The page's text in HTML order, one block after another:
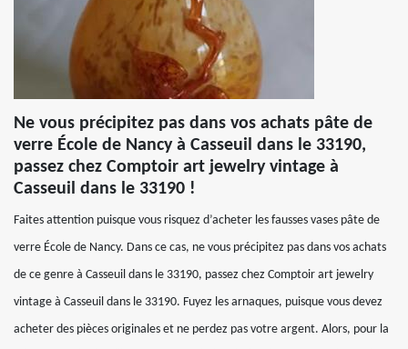
Ne vous précipitez pas dans vos achats pâte de
verre École de Nancy à Casseuil dans le 33190,
passez chez Comptoir art jewelry vintage à
Casseuil dans le 33190 !
Faites attention puisque vous risquez d’acheter les fausses vases pâte de
verre École de Nancy. Dans ce cas, ne vous précipitez pas dans vos achats
de ce genre à Casseuil dans le 33190, passez chez Comptoir art jewelry
vintage à Casseuil dans le 33190. Fuyez les arnaques, puisque vous devez
acheter des pièces originales et ne perdez pas votre argent. Alors, pour la